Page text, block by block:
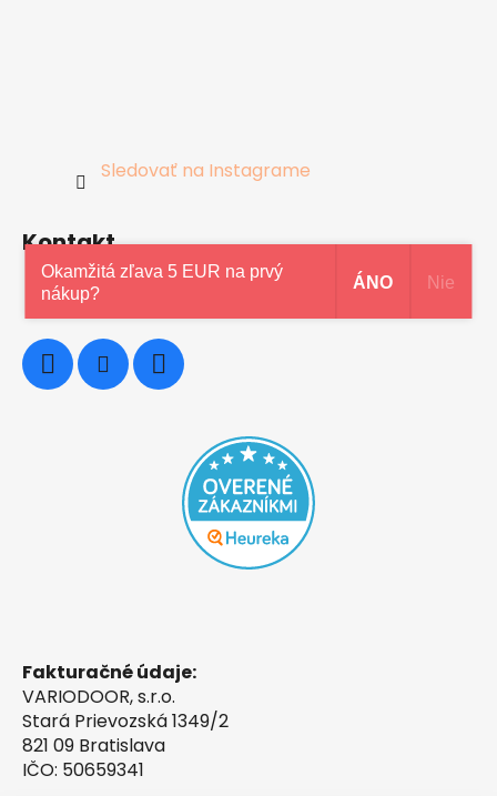
Sledovať na Instagrame
Kontakt
0948997914
Fakturačné údaje:
VARIODOOR, s.r.o.
Stará Prievozská 1349/2
821 09 Bratislava
IČO: 50659341
Okamžitá zľava 5 EUR na prvý
nákup?
ÁNO Nie